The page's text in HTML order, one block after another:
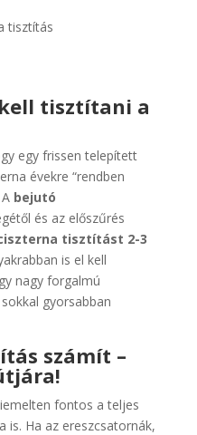
tisztítani a
egy frissen telepített
évekre “rendben
bejutó
és az előszűrés
tisztítást 2-3
is el kell
nagy forgalmú
gyorsabban
számít –
fontos a teljes
is. Ha az ereszcsatornák,